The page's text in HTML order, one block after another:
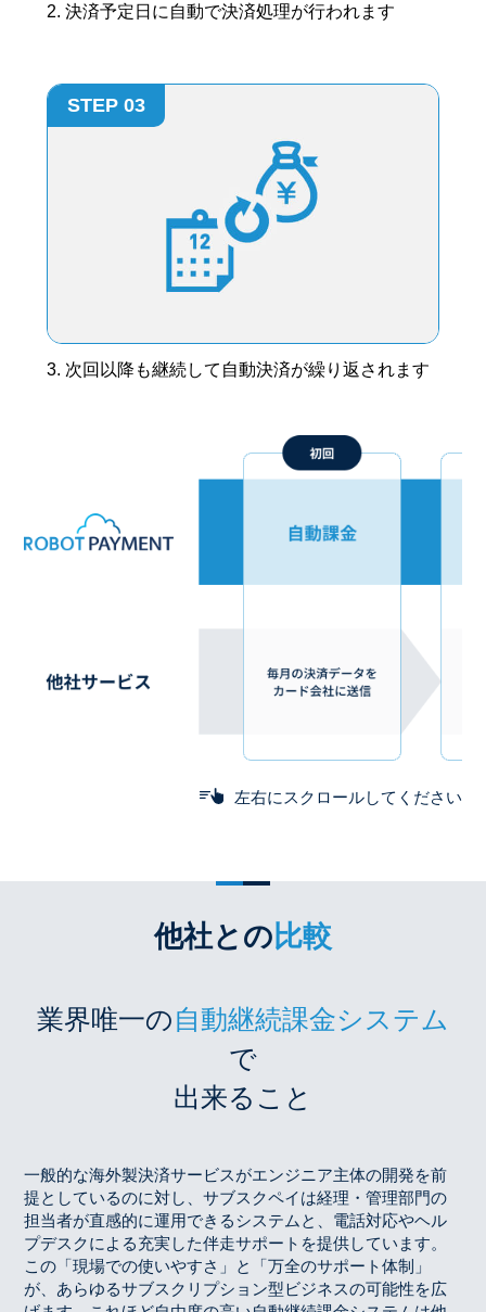
2. 決済予定日に自動で決済処理が行われます
STEP 03
3. 次回以降も継続して自動決済が繰り返されます
左右にスクロールしてください
他社との 比較
業界唯一の自動継続課金システム
で
出来ること
一般的な海外製決済サービスがエンジニア主体の開発を前
提としているのに対し、サブスクペイは経理・管理部門の
担当者が直感的に運用できるシステムと、電話対応やヘル
プデスクによる充実した伴走サポートを提供しています。
この「現場での使いやすさ」と「万全のサポート体制」
が、あらゆるサブスクリプション型ビジネスの可能性を広